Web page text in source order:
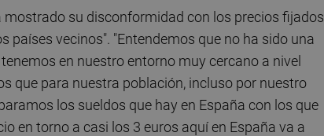
mostrado su disconformidad con los precios fijados
países vecinos". "Entendemos que no ha sido una
en nuestro entorno muy cercano a nivel
que para nuestra población, incluso por nuestro
los sueldos que hay en España con los que
en torno a casi los 3 euros aquí en España va a